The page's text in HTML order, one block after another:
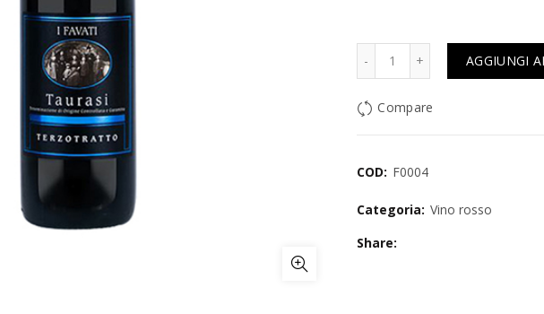
AGGIUNGI
Compare
COD: F0004
Categoria: Vino rosso
Share